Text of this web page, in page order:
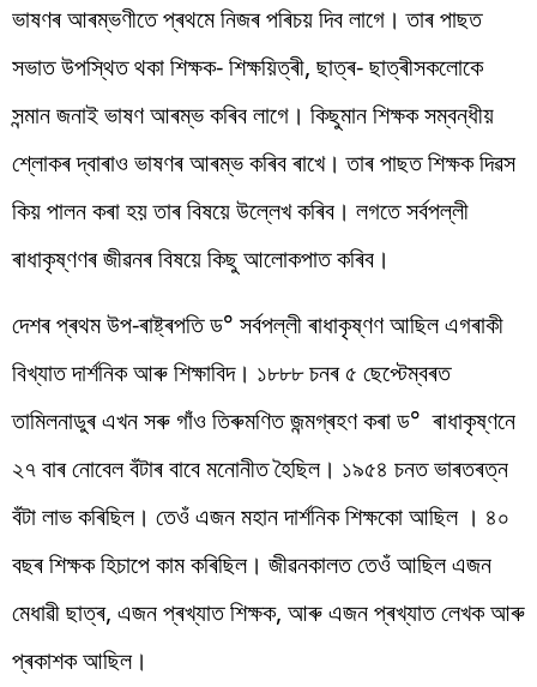
ভাষণৰ আৰম্ভণীতে প্ৰথমে নিজৰ পৰিচয় দিব লাগে। তাৰ পাছত
সভাত উপস্থিত থকা শিক্ষক- শিক্ষয়িত্ৰী, ছাত্ৰ- ছাত্ৰীসকলোকে
সন্মান জনাই ভাষণ আৰম্ভ কৰিব লাগে। কিছুমান শিক্ষক সম্বন্ধীয়
শ্লোকৰ দ্বাৰাও ভাষণৰ আৰম্ভ কৰিব ৰাখে। তাৰ পাছত শিক্ষক দিৱস
কিয় পালন কৰা হয় তাৰ বিষয়ে উল্লেখ কৰিব। লগতে সৰ্বপল্লী
ৰাধাকৃষ্ণণৰ জীৱনৰ বিষয়ে কিছু আলোকপাত কৰিব।
দেশৰ প্ৰথম উপ-ৰাষ্ট্ৰপতি ড° সৰ্বপল্লী ৰাধাকৃষ্ণণ আছিল এগৰাকী
বিখ্যাত দাৰ্শনিক আৰু শিক্ষাবিদ। ১৮৮৮ চনৰ ৫ ছেপ্টেম্বৰত
তামিলনাডুৰ এখন সৰু গাঁও তিৰুমণিত জন্মগ্ৰহণ কৰা ড° ৰাধাকৃষ্ণনে
২৭ বাৰ নোবেল বঁটাৰ বাবে মনোনীত হৈছিল। ১৯৫৪ চনত ভাৰতৰত্ন
বঁটা লাভ কৰিছিল। তেওঁ এজন মহান দাৰ্শনিক শিক্ষকো আছিল । ৪০
বছৰ শিক্ষক হিচাপে কাম কৰিছিল। জীৱনকালত তেওঁ আছিল এজন
মেধাৱী ছাত্ৰ, এজন প্ৰখ্যাত শিক্ষক, আৰু এজন প্ৰখ্যাত লেখক আৰু
প্ৰকাশক আছিল।